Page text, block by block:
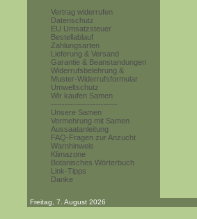
Vertrag widerrufen
Datenschutz
EU Umsatzsteuer
Bestellablauf
Zahlungsarten
Lieferung & Versand
Garantie & Beanstandungen
Widerrufsbelehrung &
Muster-Widerrufsformular
Umweltschutz
Wir kaufen Samen
------------------------
Unsere Samen
Vermehrung mit Samen
Aussaatanleitung
FAQ-Fragen zur Anzucht
Warnhinweis
Klimazone
Botanisches Wörterbuch
Link-Tipps
Danke
Freitag, 7. August 2026